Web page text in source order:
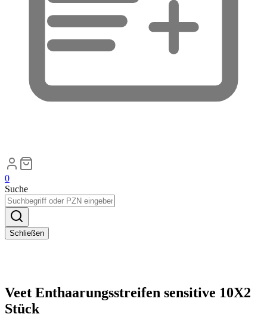
0
Suche
Schließen
Veet Enthaarungsstreifen sensitive 10X2
Stück